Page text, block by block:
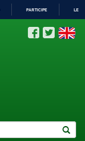
PARTICIPE